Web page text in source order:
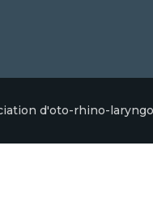
d'oto-rhino-